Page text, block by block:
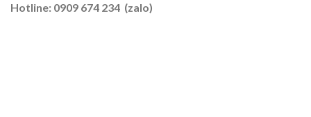
Lúa
Hotline: 0909 674 234 (zalo)